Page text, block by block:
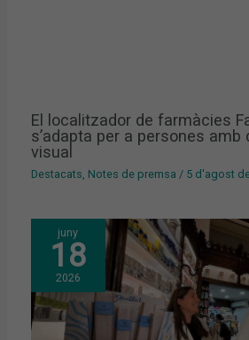
El localitzador de farmàcies
s’adapta per a persones
visual
Destacats, Notes de premsa / 5 d'agost
juny
18
2026